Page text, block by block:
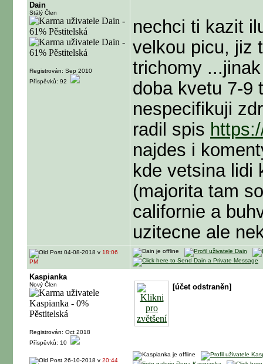
Dain
Stálý Člen
Registrován: Sep 2010
Příspěvků: 92
nechci ti kazit
velkou picu, jiz
trichomy
doba kvetu 7-9
nespecifikuji
radil spis
najdes i
kde vetsina lidi
(majorita tam
californie a
uzitecne ale
04-08-2018 v 18:06
PM
Kaspianka
Nový Člen
Registrován: Oct 2018
Příspěvků: 10
[účet odstraněn]
26-10-2018 v 20:44